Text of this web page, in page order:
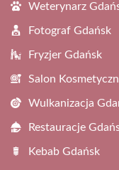
Weterynarz
Fotograf Gdańsk
Fryzjer Gdańsk
Salon
Wulkanizacja
Restauracje
Kebab Gdańsk